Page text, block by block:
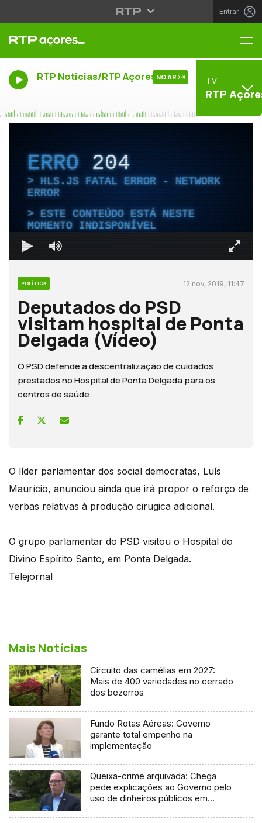
Entrar
RTP Noticias/RTP Açores NO AR TV
RTP
ERRO204
HLS.JS FATAL ERROR - NETWORK
ERROR
ESTE CONTEÚDO ESTÁ NESTE
MOMENTO INDISPONÍVEL
POLÍTICA 12 nov, 2019, 11:47
Deputados do PSD
visitam hospital de Ponta
Delgada (Vídeo)
O PSD defende a descentralização de cuidados
prestados no Hospital de Ponta Delgada para os
centros de saúde.
O líder parlamentar dos social democratas, Luís
Maurício, anunciou ainda que irá propor o reforço de
verbas relativas à produção cirugica adicional.
O grupo parlamentar do PSD visitou o Hospital do
Divino Espírito Santo, em Ponta Delgada.
Telejornal
Mais Notícias
Circuito das camélias em 2027:
Mais de 400 variedades no cerrado
dos bezerros
Fundo Rotas Aéreas: Governo
garante total empenho na
implementação
Queixa-crime arquivada: Chega
pede explicações ao Governo pelo
uso de dinheiros públicos em